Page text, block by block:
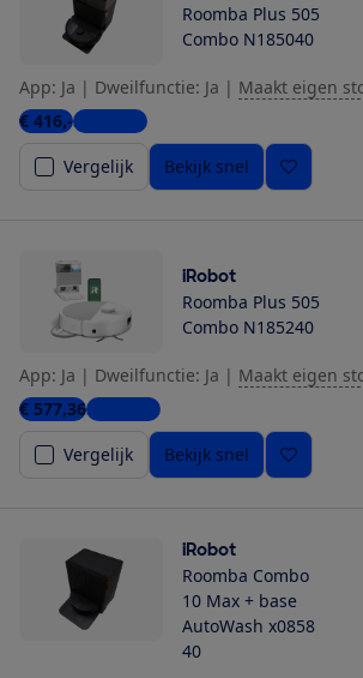
Roomba Plus 505
Combo N185040
App: Ja | Dweilfunctie: Ja | Maakt eigen
€ 416,-3 winkels
Vergelijk
Bekijk snel
iRobot
Roomba Plus 505
Combo N185240
App: Ja | Dweilfunctie: Ja | Maakt eigen
€ 577,362 winkels
Vergelijk
Bekijk snel
iRobot
Roomba Combo
10 Max + base
AutoWash x0858
40